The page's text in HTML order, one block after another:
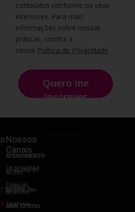
conteúdos conforme os seus
interesses. Para mais
informações sobre nossas
práticas, confira a
nossa Política de Privacidade.
Quero me
inscrever
Nossos
Canais
ATENDIMENTO
De segunda a
sexta, das 6h
às 22h;
Finais de
semana e
feriados, das
8h às 20h.
Telefone:
0800-7270791